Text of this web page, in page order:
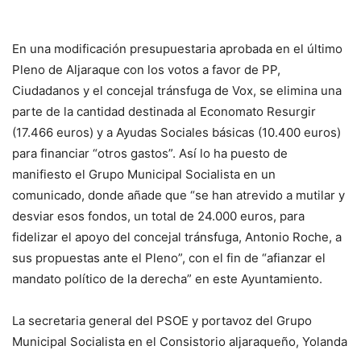
En una modificación presupuestaria aprobada en el último
Pleno de Aljaraque con los votos a favor de PP,
Ciudadanos y el concejal tránsfuga de Vox, se elimina una
parte de la cantidad destinada al Economato Resurgir
(17.466 euros) y a Ayudas Sociales básicas (10.400 euros)
para financiar “otros gastos”. Así lo ha puesto de
manifiesto el Grupo Municipal Socialista en un
comunicado, donde añade que “se han atrevido a mutilar y
desviar esos fondos, un total de 24.000 euros, para
fidelizar el apoyo del concejal tránsfuga, Antonio Roche, a
sus propuestas ante el Pleno”, con el fin de “afianzar el
mandato político de la derecha” en este Ayuntamiento.
La secretaria general del PSOE y portavoz del Grupo
Municipal Socialista en el Consistorio aljaraqueño, Yolanda